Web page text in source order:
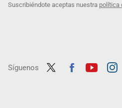
Suscribiéndote aceptas nuestra política
Síguenos